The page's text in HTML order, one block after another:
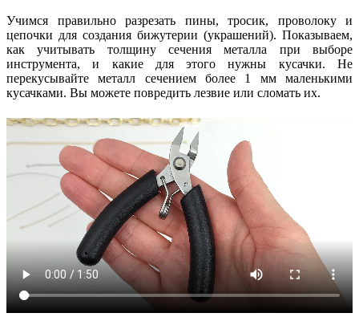
Учимся правильно разрезать пины, тросик, проволоку и
цепочки для создания бижутерии (украшений). Показываем,
как учитывать толщину сечения металла при выборе
инструмента, и какие для этого нужны кусачки. Не
перекусывайте металл сечением более 1 мм маленькими
кусачками. Вы можете повредить лезвие или сломать их.